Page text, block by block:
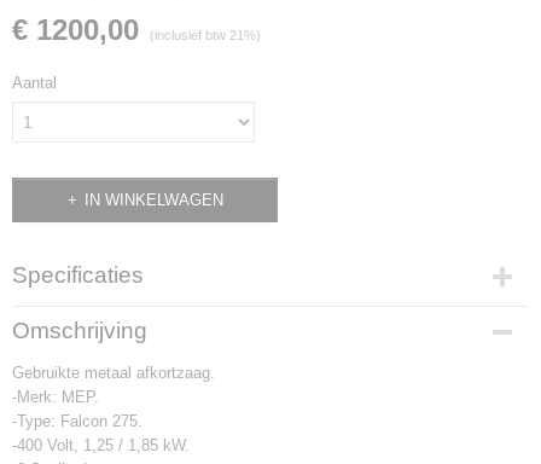
€ 1200,00 (inclusief btw 21%)
Aantal
IN WINKELWAGEN
Specificaties
Productcode
0568
Omschrijving
Gebruikte metaal afkortzaag.
-Merk: MEP.
-Type: Falcon 275.
-400 Volt, 1,25 / 1,85 kW.